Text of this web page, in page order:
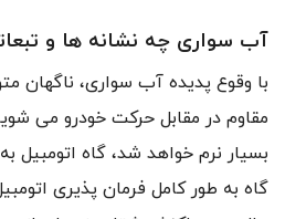
آب سواری چه نشانه ها و
با وقوع پدیده آب سواری، ناگهان
مقاوم در مقابل حرکت خودرو می
بسیار نرم خواهد شد، گاه
گاه به طور کامل فرمان پذیری